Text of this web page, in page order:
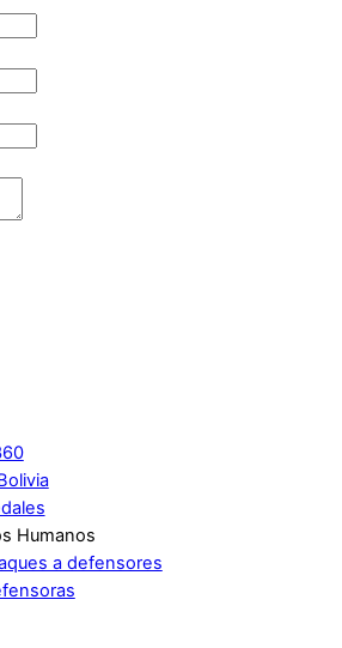
Humanos
a defensores